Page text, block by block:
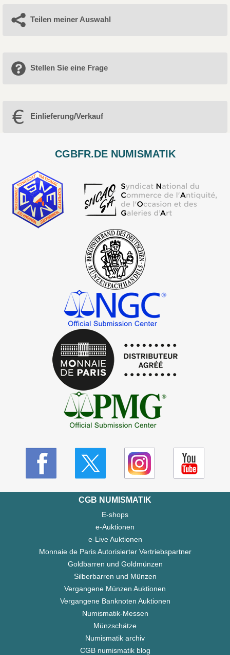
Teilen meiner Auswahl
Stellen Sie eine Frage
Einlieferung/Verkauf
CGBFR.DE NUMISMATIK
CGB NUMISMATIK
E-shops
e-Auktionen
e-Live Auktionen
Monnaie de Paris Autorisierter Vertriebspartner
Goldbarren und Goldmünzen
Silberbarren und Münzen
Vergangene Münzen Auktionen
Vergangene Banknoten Auktionen
Numismatik-Messen
Münzschätze
Numismatik archiv
CGB numismatik blog